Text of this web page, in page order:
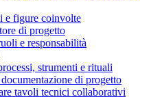
e figure coinvolte
di progetto
e responsabilità
strumenti e rituali
di progetto
tavoli tecnici collaborativi